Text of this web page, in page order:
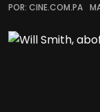
POR: CINE.COM.PA